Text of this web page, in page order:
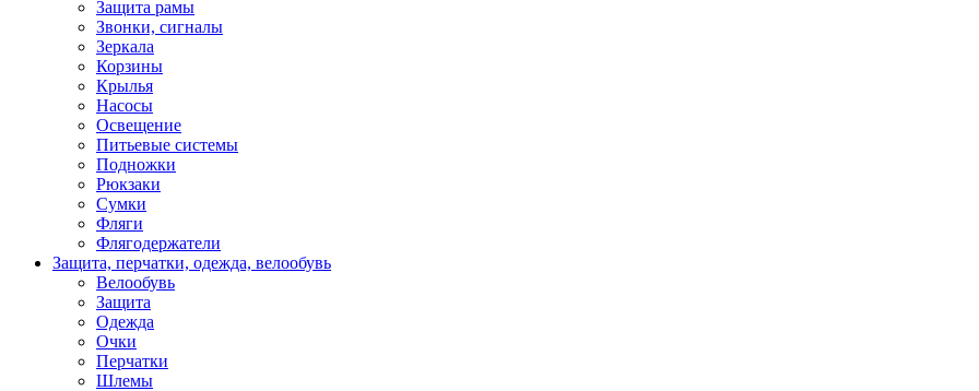
Защита рамы
Звонки, сигналы
Зеркала
Корзины
Крылья
Насосы
Освещение
Питьевые системы
Подножки
Рюкзаки
Сумки
Фляги
Флягодержатели
Защита, перчатки, одежда, велообувь
Велообувь
Защита
Одежда
Очки
Перчатки
Шлемы